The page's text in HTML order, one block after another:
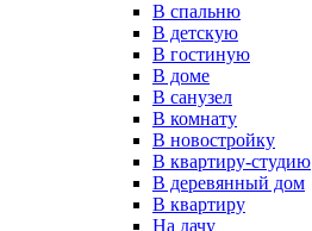
В спальню
В детскую
В гостиную
В доме
В санузел
В комнату
В новостройку
В квартиру-студию
В деревянный дом
В квартиру
На дачу